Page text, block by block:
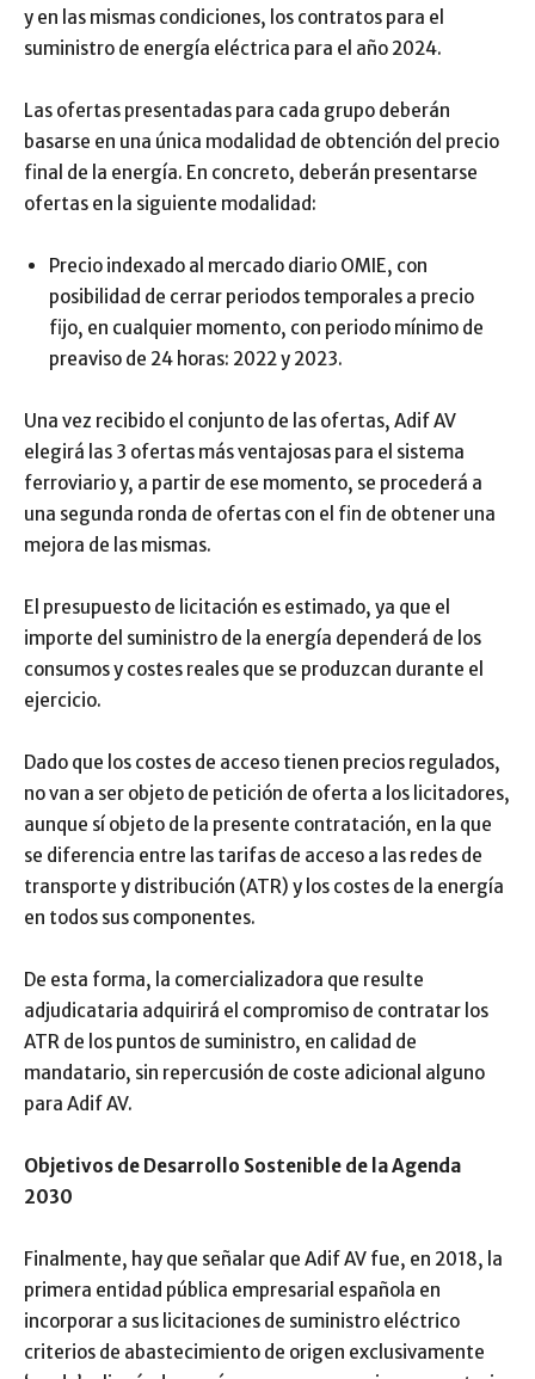
y en las mismas condiciones, los contratos para el
suministro de energía eléctrica para el año 2024.
Las ofertas presentadas para cada grupo deberán
basarse en una única modalidad de obtención del precio
final de la energía. En concreto, deberán presentarse
ofertas en la siguiente modalidad:
Precio indexado al mercado diario OMIE, con
posibilidad de cerrar periodos temporales a precio
fijo, en cualquier momento, con periodo mínimo de
preaviso de 24 horas: 2022 y 2023.
Una vez recibido el conjunto de las ofertas, Adif AV
elegirá las 3 ofertas más ventajosas para el sistema
ferroviario y, a partir de ese momento, se procederá a
una segunda ronda de ofertas con el fin de obtener una
mejora de las mismas.
El presupuesto de licitación es estimado, ya que el
importe del suministro de la energía dependerá de los
consumos y costes reales que se produzcan durante el
ejercicio.
Dado que los costes de acceso tienen precios regulados,
no van a ser objeto de petición de oferta a los licitadores,
aunque sí objeto de la presente contratación, en la que
se diferencia entre las tarifas de acceso a las redes de
transporte y distribución (ATR) y los costes de la energía
en todos sus componentes.
De esta forma, la comercializadora que resulte
adjudicataria adquirirá el compromiso de contratar los
ATR de los puntos de suministro, en calidad de
mandatario, sin repercusión de coste adicional alguno
para Adif AV.
Objetivos de Desarrollo Sostenible de la Agenda
2030
Finalmente, hay que señalar que Adif AV fue, en 2018, la
primera entidad pública empresarial española en
incorporar a sus licitaciones de suministro eléctrico
criterios de abastecimiento de origen exclusivamente